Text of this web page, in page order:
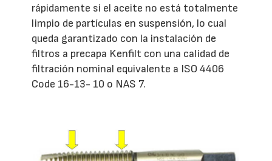
rápidamente si el aceite no está totalmente
limpio de partículas en suspensión, lo cual
queda garantizado con la instalación de
filtros a precapa Kenfilt con una calidad de
filtración nominal equivalente a ISO 4406
Code 16-13- 10 o NAS 7.